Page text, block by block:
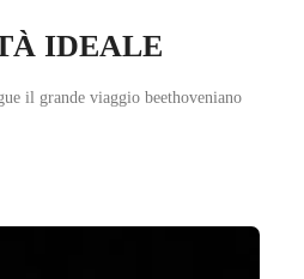
IDEALE
il grande viaggio beethoveniano